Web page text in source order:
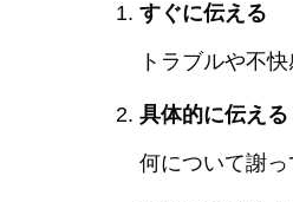
すぐに伝える
トラブルや不
具体的に伝える
何について謝